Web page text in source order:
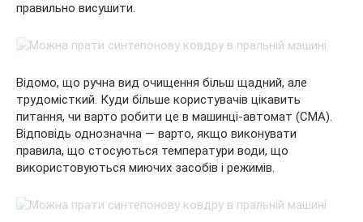
правильно висушити.
Відомо, що ручна вид очищення більш щадний, але
трудомісткий. Куди більше користувачів цікавить
питання, чи варто робити це в машинці-автомат (СМА).
Відповідь однозначна — варто, якщо виконувати
правила, що стосуються температури води, що
використовуються миючих засобів і режимів.